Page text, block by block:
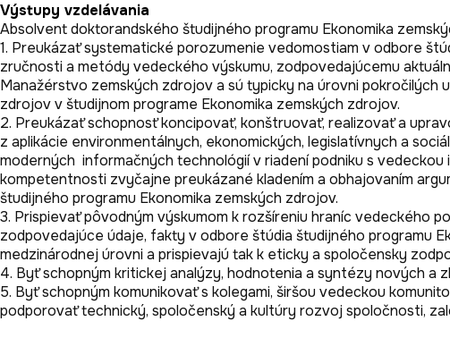
Výstupy vzdelávania
Absolvent doktorandského študijného programu Ekonomika
1. Preukázať systematické porozumenie vedomostiam v odbore
zručnosti a metódy vedeckého výskumu, zodpovedajúcemu
Manažérstvo zemských zdrojov a sú typicky na úrovni
zdrojov v študijnom programe Ekonomika zemských zdrojov.
2. Preukázať schopnosť koncipovať, konštruovať, realizovať a
z aplikácie environmentálnych, ekonomických, legislatívnych a
moderných  informačných technológií v riadení podniku s
kompetentnosti zvyčajne preukázané kladením a obhajovaním
študijného programu Ekonomika zemských zdrojov.
3. Prispievať pôvodným výskumom k rozšíreniu hraníc vedeckého
zodpovedajúce údaje, fakty v odbore štúdia študijného programu
medzinárodnej úrovni a prispievajú tak k eticky a spoločensky
4. Byť schopným kritickej analýzy, hodnotenia a syntézy nových a
5. Byť schopným komunikovať s kolegami, širšou vedeckou
podporovať technický, spoločenský a kultúry rozvoj spoločnosti,